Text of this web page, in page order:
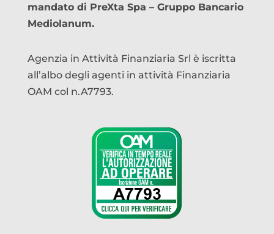
mandato di PreXta Spa – Gruppo Bancario
Mediolanum.
Agenzia in Attività Finanziaria Srl è iscritta
all’albo degli agenti in attività Finanziaria
OAM col n.A7793.